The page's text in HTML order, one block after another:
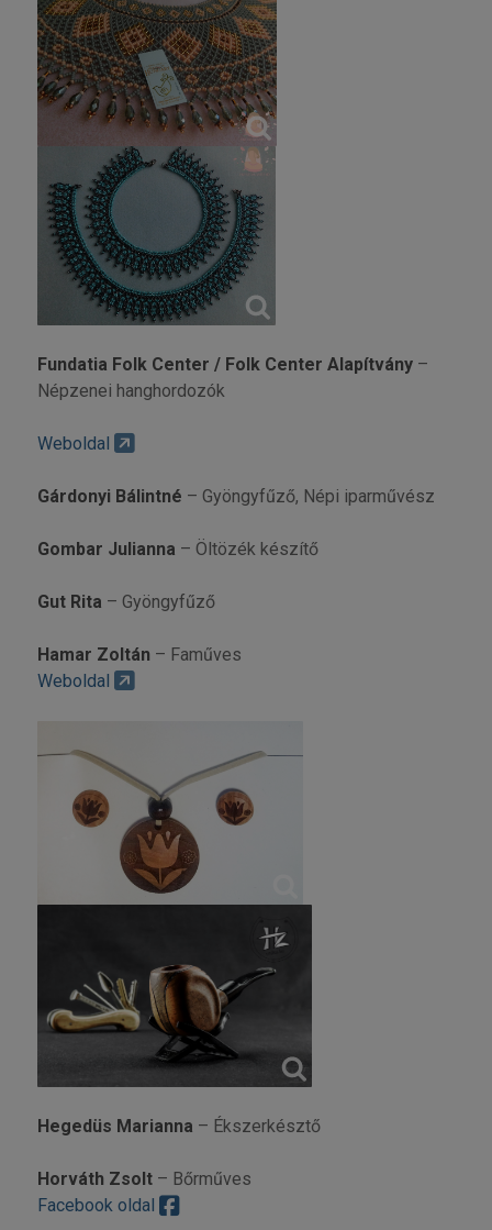
Fundatia Folk Center / Folk Center Alapítvány–
Népzenei hanghordozók
Weboldal
Gárdonyi Bálintné – Gyöngyfűző, Népi iparművész
Gombar Julianna – Öltözék készítő
Gut Rita – Gyöngyfűző
Hamar Zoltán – Faműves
Weboldal
Hegedüs Marianna – Ékszerkésztő
Horváth Zsolt– Bőrműves
Facebook oldal